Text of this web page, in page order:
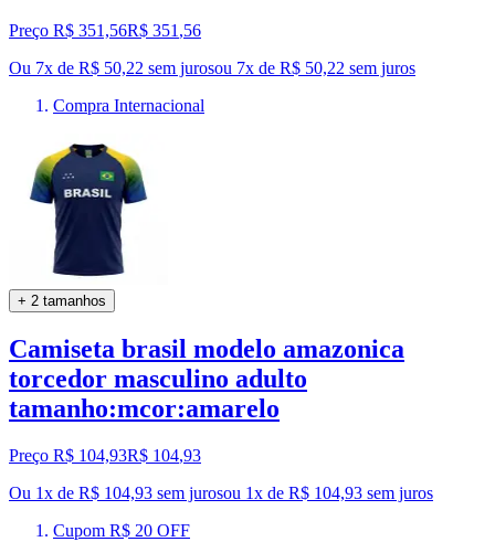
Preço R$ 351,56R$ 351 ,56
Ou 7x de R$ 50,22 sem jurosou 7x de R$ 50,22 sem juros
Compra Internacional
+ 2 tamanhos
Camiseta brasil modelo amazonica
torcedor masculino adulto
tamanho:mcor:amarelo
Preço R$ 104,93R$ 104,93
Ou 1x de R$ 104,93 sem jurosou 1x de R$ 104,93 sem juros
Cupom R$ 20 OFF